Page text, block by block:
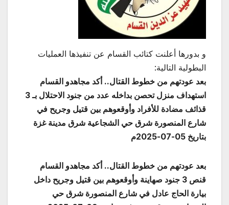
و بدورها أعلنت كتائب القسام عن تنفيذها العمليات
البطولية التالية:
بعد عودتهم من خطوط القتال.. أكد مجاهدو القسام
استهداف منزل تحصن بداخله عدد من جنود الاحتلال بـ 3
قذائف مضادة للأفراد وأوقعوهم بين قتيل وجريح في
شارع المنصورة شرق حي الشجاعية شرق مدينة غزة
بتاريخ 05-07-2025م
بعد عودتهم من خطوط القتال.. أكد مجاهدو القسام
قنص 3 جنود صهاينة وأوقعوهم بين قتيل وجريح داخل
بيارة الحاج عادل في شارع المنصورة شرق حي